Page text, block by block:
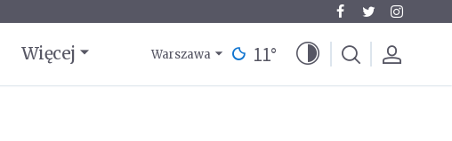
Więcej Warszawa 11°